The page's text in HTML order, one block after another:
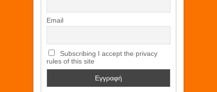
Email
Subscribing I accept the privacy
rules of this site